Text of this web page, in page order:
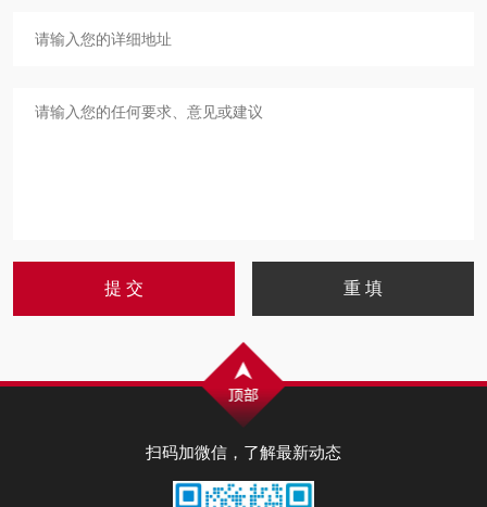
扫码加微信，了解最新动态